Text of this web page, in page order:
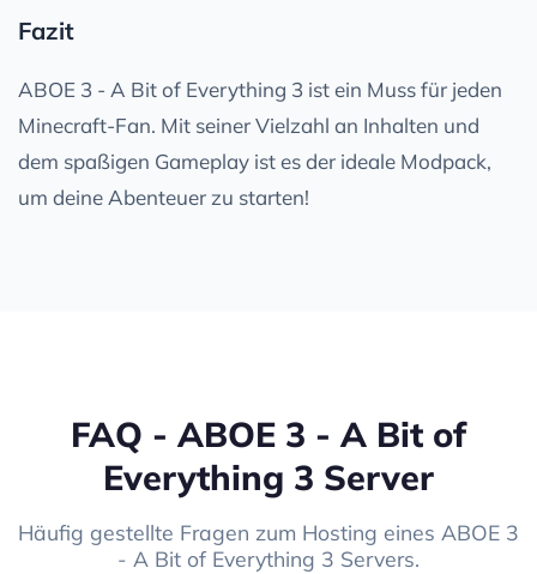
Fazit
ABOE 3 - A Bit of Everything 3 ist ein Muss für jeden
Minecraft-Fan. Mit seiner Vielzahl an Inhalten und
dem spaßigen Gameplay ist es der ideale Modpack,
um deine Abenteuer zu starten!
FAQ - ABOE 3 - A Bit of
Everything 3 Server
Häufig gestellte Fragen zum Hosting eines ABOE 3
- A Bit of Everything 3 Servers.